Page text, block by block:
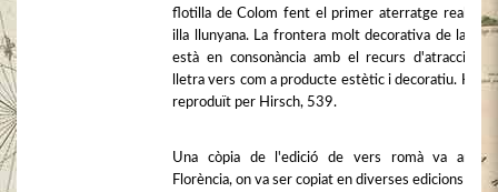
flotilla de Colom fent el primer aterratge real en
illa llunyana. La frontera molt decorativa de la
està en consonància amb el recurs d'atracció
lletra vers com a producte estètic i decoratiu. Ha
reproduït per Hirsch, 539.
Una còpia de l'edició de vers romà va
Florència, on va ser copiat en diverses edicions més.